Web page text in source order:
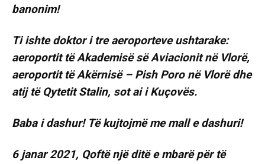
banonim!
Ti ishte doktor i tre aeroporteve ushtarake:
aeroportit të Akademisë së Aviacionit në Vlorë,
aeroportit të Akërnisë – Pish Poro në Vlorë dhe
atij të Qytetit Stalin, sot ai i Kuçovës.
Baba i dashur! Të kujtojmë me mall e dashuri!
6 janar 2021, Qoftë një ditë e mbarë për të